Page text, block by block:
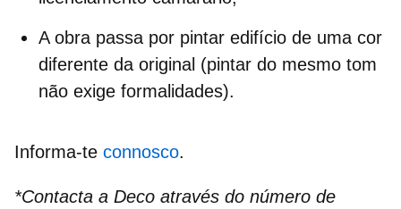
A obra passa por pintar edifício de uma cor
diferente da original (pintar do mesmo tom
não exige formalidades).
Informa-te connosco.
*Contacta a Deco através do número de